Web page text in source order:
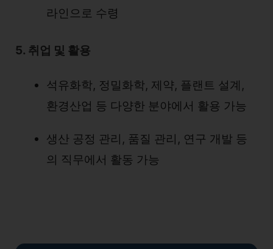
라인으로 수령
5. 취업 및 활용
석유화학, 정밀화학, 제약, 플랜트 설계,
환경산업 등 다양한 분야에서 활용 가능
생산 공정 관리, 품질 관리, 연구 개발 등
의 직무에서 활동 가능